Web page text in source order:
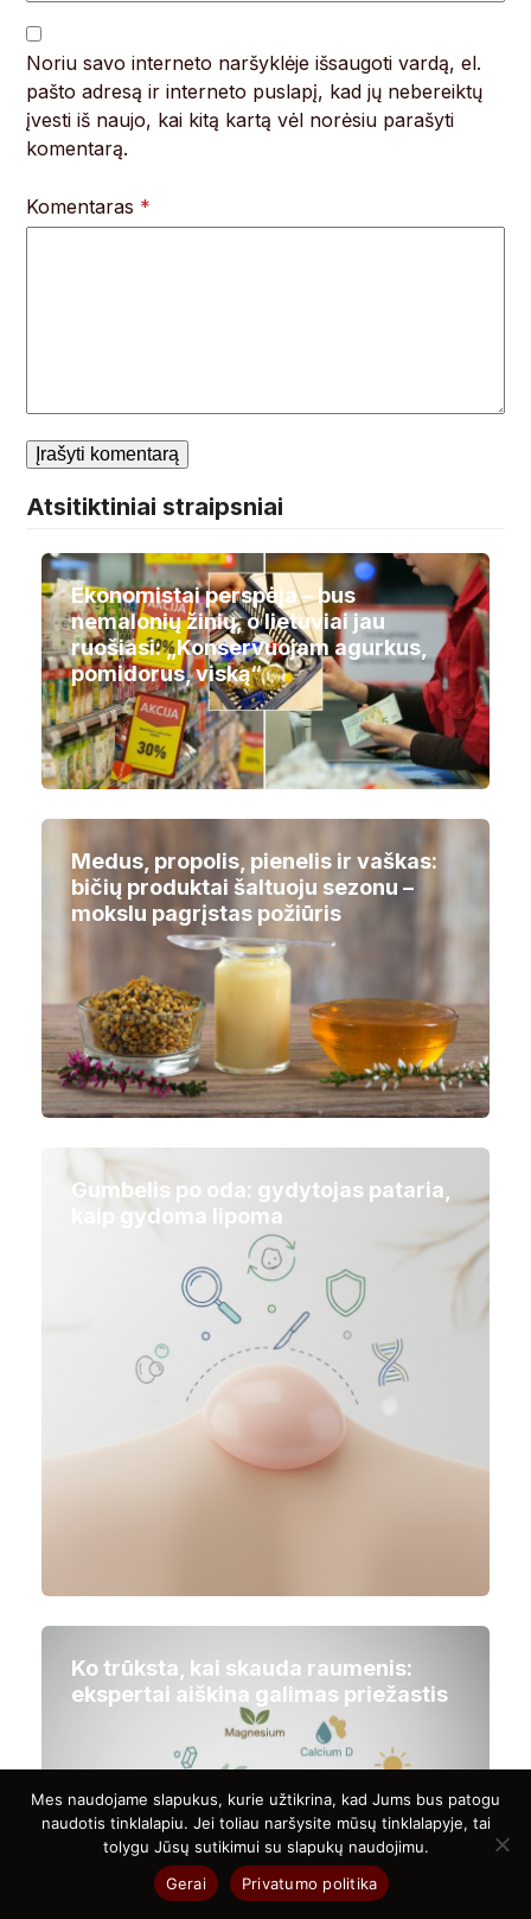
Noriu savo interneto naršyklėje išsaugoti vardą, el.
pašto adresą ir interneto puslapį, kad jų nebereiktų
įvesti iš naujo, kai kitą kartą vėl norėsiu parašyti
komentarą.
Komentaras *
Atsitiktiniai straipsniai
Ekonomistai perspėja – bus
nemalonių žinių, o lietuviai jau
ruošiasi: „Konservuojam agurkus,
pomidorus, viską“
Medus, propolis, pienelis ir vaškas:
bičių produktai šaltuoju sezonu –
mokslu pagrįstas požiūris
Gumbelis po oda: gydytojas pataria,
kaip gydoma lipoma
Ko trūksta, kai skauda raumenis:
ekspertai aiškina galimas priežastis
Mes naudojame slapukus, kurie užtikrina, kad Jums bus patogu
naudotis tinklalapiu. Jei toliau naršysite mūsų tinklalapyje, tai
tolygu Jūsų sutikimui su slapukų naudojimu.
Gerai
Privatumo politika